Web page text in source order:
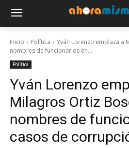
Inicio Política
Yván Lorenzo emplaza a
nombres de funcionarios en...
Política
Yván Lorenzo
Milagros Ortiz
nombres de
casos de